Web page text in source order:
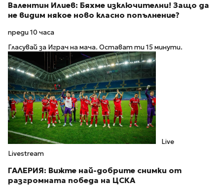
Валентин Илиев: Бяхме изключителни! Защо да
не видим някое ново класно попълнение?
преди 10 часа
Гласувай за Играч на мача. Остават ти 15 минути.
Live
Livestream
ГАЛЕРИЯ: Вижте най-добрите снимки от
разгромната победа на ЦСКА